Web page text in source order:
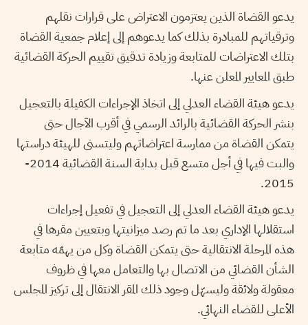
يدعو القضاة الذين يعتزمون الاعتراض على قرارات نقلهم
وترقياتهم للمبادرة بذلك كما يدعوهم إلى إعلام جمعية القضاة
بتلك الاعتراضات للمتابعة وزيادة تدقيق تقييم الحركة القضائية
طبق المعايير المعلن عنها.
يدعو هيئة القضاء العدلي إلى اتخاذ الإجراءات الكفيلة بالتعجيل
بنشر الحركة القضائية بالرائد الرسمي في أقرب الآجال حتى
يتمكن القضاة من ممارسة اعتراضاتهم وليتسنى للهيئة دراستها
والبت فيها في أجل متسع قبل بداية السنة القضائية 2014-
2015.
يدعو هيئة القضاء العدلي إلى التعجيل في تفعيل إجراءات
استقلالها الإداري بعد ما تم رصد ميزانيتها وبتعيين مقرها في
هذه المرحلة الانتقالية حتى يتمكن القضاة وكل من يهمّه متابعة
الشأن القضائي من الاتصال بها والتعامل معها في ظروف
معقولة ولائقة وليسهّل وجود ذلك المقر الانتقال إلى تركيز المجلس
الأعلى للقضاء النهائي.